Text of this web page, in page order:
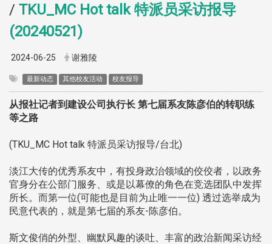
/ TKU_MC Hot talk 特派员采访报导
(20240521)
2024-06-25 谢雅陵
最新动态 其他校友活动 校友报导
从报社记者到建设公司执行长 第七届系友陈彦伯的转职练
等之路
(TKU_MC Hot talk 特派员采访报导/台北)
淡江大传的优秀系友中，有投身政治领域的佼佼者，以政务
官身分在公部门服务、或是以幕僚的角色在竞选团队中发挥
所长。而第一位(可能也是目前为止唯一一位) 透过选举成为
民意代表的，就是第七届的系友-陈彦伯。
斯文俊俏的外型、幽默风趣的谈吐、丰富的政治新闻采访经